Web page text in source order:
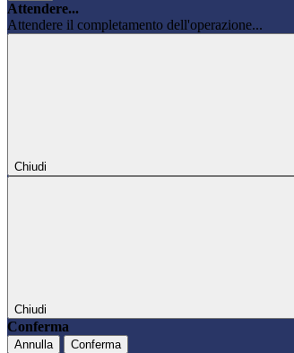
Attendere...
Attendere il completamento dell'operazione...
Chiudi
Chiudi
Conferma
Annulla Conferma